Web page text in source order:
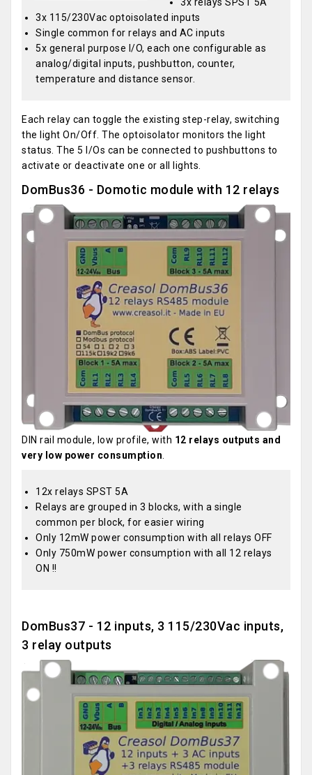
3x relays SPST 5A
3x 115/230Vac optoisolated inputs
Single common for relays and AC inputs
5x general purpose I/O, each one configurable as
analog/digital inputs, pushbutton, counter,
temperature and distance sensor.
Each relay can toggle the existing step-relay, switching
the light On/Off. The optoisolator monitors the light
status. The 5 I/Os can be connected to pushbuttons to
activate or deactivate one or all lights.
DomBus36 - Domotic module with 12 relays
DIN rail module, low profile, with 12 relays outputs and
very low power consumption.
12x relays SPST 5A
Relays are grouped in 3 blocks, with a single
common per block, for easier wiring
Only 12mW power consumption with all relays OFF
Only 750mW power consumption with all 12 relays
ON !!
DomBus37 - 12 inputs, 3 115/230Vac inputs,
3 relay outputs